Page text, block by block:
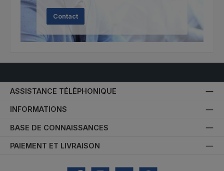
Contact
ASSISTANCE TÉLÉPHONIQUE
INFORMATIONS
BASE DE CONNAISSANCES
PAIEMENT ET LIVRAISON